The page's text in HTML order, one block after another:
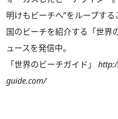
明けもビーチへ”をループす
国のビーチを紹介する「世界
ュースを発信中。
「世界のビーチガイド」
guide.com/